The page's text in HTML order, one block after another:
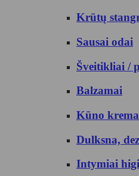
Krūtų
Sausai odai
Šveitikliai /
Balzamai
Kūno
Dulksna,
Intymiai